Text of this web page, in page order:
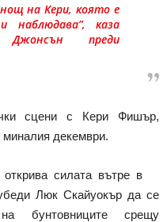
на Кери, която е
каза
Джонсън преди
сцени с Кери Фишър,
миналия декември.
силата вътре в
Люк Скайуокър да се
бунтовниците срещу